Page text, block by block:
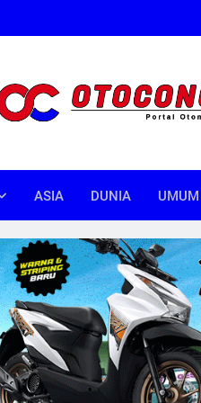
ASIA DUNIA UMUM